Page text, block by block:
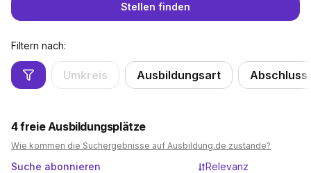
Stellen finden
Filtern nach:
Umkreis Ausbildungsart Abschluss
4freie Ausbildungsplätze
Wie kommen die Suchergebnisse auf Ausbildung.de zustande?
Suche abonnieren Relevanz